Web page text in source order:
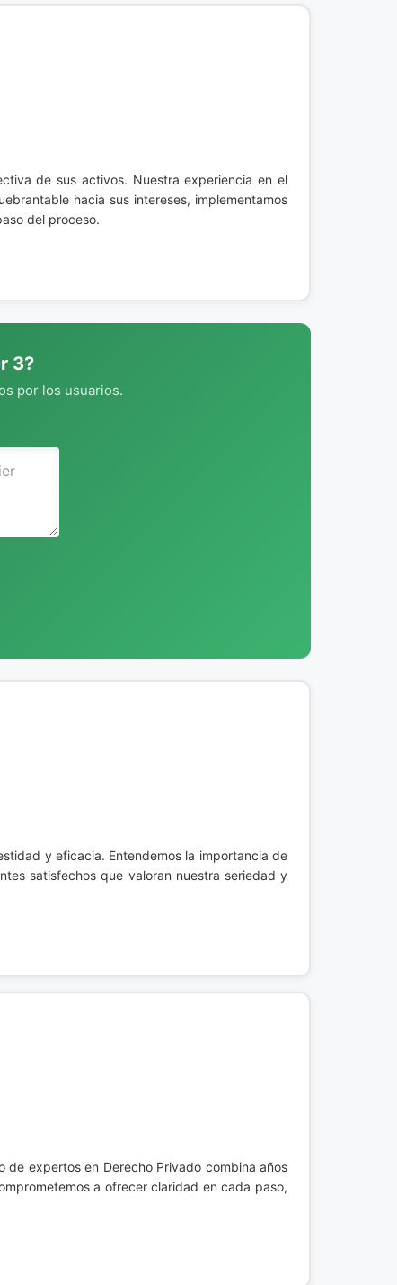
de sus activos. Nuestra experiencia en el
hacia sus intereses, implementamos
del proceso.
3?
por los usuarios.
y eficacia. Entendemos la importancia de
satisfechos que valoran nuestra seriedad y
expertos en Derecho Privado combina años
a ofrecer claridad en cada paso,